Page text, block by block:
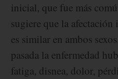
inicial, que fue más
sugiere que la
es similar en ambos
pasada la enfermedad
fatiga, disnea, dolor,